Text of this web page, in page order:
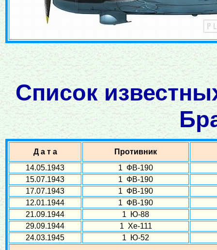
Список
Д а т а
Противник
14.05.1943
1 ФВ-190
15.07.1943
1 ФВ-190
17.07.1943
1 ФВ-190
12.01.1944
1 ФВ-190
21.09.1944
1 Ю-88
29.09.1944
1 Хе-111
24.03.1945
1 Ю-52